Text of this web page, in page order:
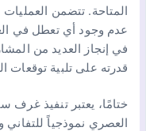
المتاحة. تتضمن
عدم وجود أي تعطل في
في إنجاز العديد من
قدرته على تلبية توقعات
ختامًا، يعتبر تنفيذ
العصري نموذجياً للتفاني